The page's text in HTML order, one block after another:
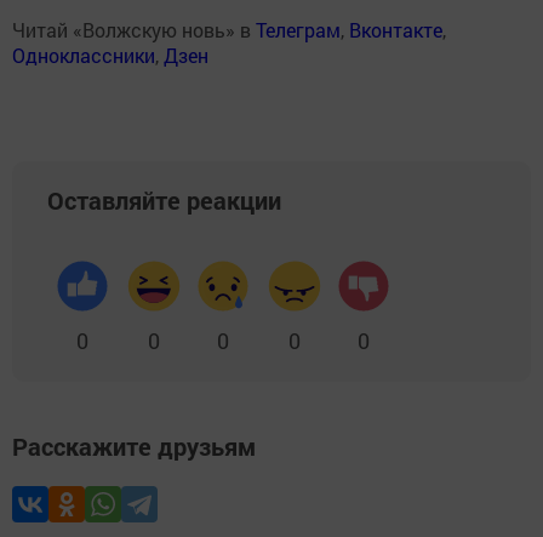
Читай «Волжскую новь» в Телеграм, Вконтакте,
Одноклассники,Дзен
Оставляйте реакции
0 0 0 0 0
Расскажите друзьям